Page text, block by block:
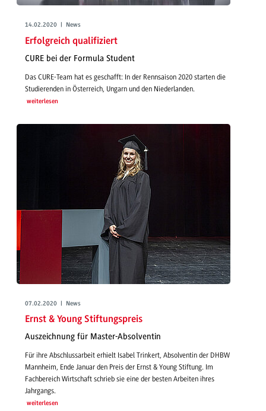
14.02.2020 | News
Erfolgreich qualifiziert
CURE bei der Formula Student
Das CURE-Team hat es geschafft: In der Rennsaison 2020 starten die
Studierenden in Österreich, Ungarn und den Niederlanden.
weiterlesen
07.02.2020 | News
Ernst & Young Stiftungspreis
Auszeichnung für Master-Absolventin
Für ihre Abschlussarbeit erhielt Isabel Trinkert, Absolventin der DHBW
Mannheim, Ende Januar den Preis der Ernst & Young Stiftung. Im
Fachbereich Wirtschaft schrieb sie eine der besten Arbeiten ihres
Jahrgangs.
weiterlesen